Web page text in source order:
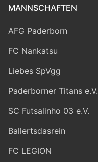
MANNSCHAFTEN
AFG Paderborn
FC Nankatsu
Liebes SpVgg
Paderborner Titans e.V.
SC Futsalinho 03 e.V.
Ballertsdasrein
FC LEGION